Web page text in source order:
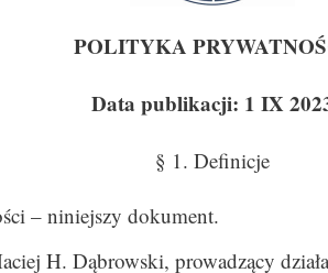
POLITYKA
Data publikacji: 1 IX
§ 1. Definicje
– niniejszy dokument.
H. Dąbrowski, prowadzący